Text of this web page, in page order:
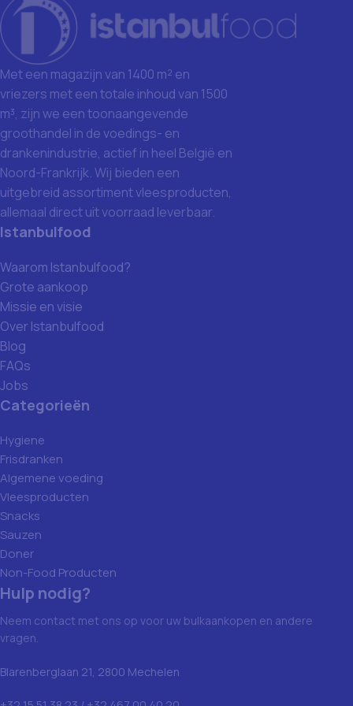
Met een magazijn van 1400 m² en
vriezers met een totale inhoud van 1500
m³, zijn we een toonaangevende
groothandel in de voedings- en
drankenindustrie, actief in heel België en
Noord-Frankrijk. Wij bieden een
uitgebreid assortiment vleesproducten,
allemaal direct uit voorraad leverbaar.
Istanbulfood
Waarom Istanbulfood?
Grote aankoop
Missie en visie
Over Istanbulfood
Blog
FAQs
Jobs
Categorieën
Hygiene
Frisdranken
Algemene voeding
Vleesproducten
Snacks
Sauzen
Doner
Non-Food Producten
Hulp nodig?
Neem contact met ons op voor uw bulkaankopen en andere
vragen.
Blarenberglaan 21, 2800 Mechelen